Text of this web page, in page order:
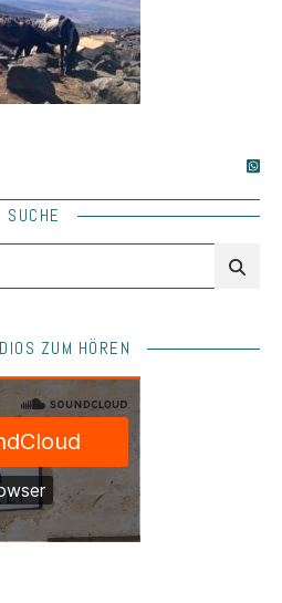
SUCHE
ZUM HÖREN